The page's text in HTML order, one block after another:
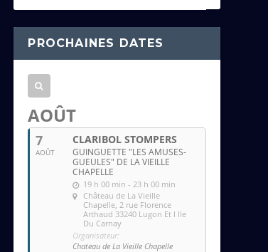
s
s
e
m
i
PROCHAINES DATES
AOÛT
7
AOÛT
CLARIBOL STOMPERS
GUINGUETTE "LES AMUSES-
GUEULES" DE LA VIEILLE
CHAPELLE
19 h 00 min - 23 h 00 min
Château de La Vieille
Chapelle , 2 rue Florence
Arthaud 33240 Lugon Et l Ile
Du Carnay
Organisateur:
Chateau de La Vieille Chapelle